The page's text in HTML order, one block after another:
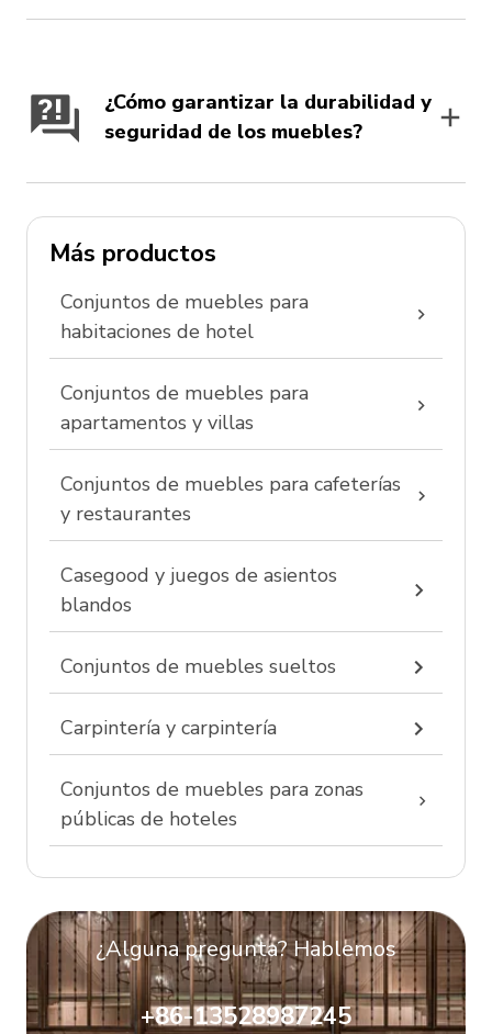
¿Cómo garantizar la durabilidad y
seguridad de los muebles?
Más productos
Conjuntos de muebles para
habitaciones de hotel
Conjuntos de muebles para
apartamentos y villas
Conjuntos de muebles para cafeterías
y restaurantes
Casegood y juegos de asientos
blandos
Conjuntos de muebles sueltos
Carpintería y carpintería
Conjuntos de muebles para zonas
públicas de hoteles
¿Alguna pregunta? Hablemos
+86-13528987245